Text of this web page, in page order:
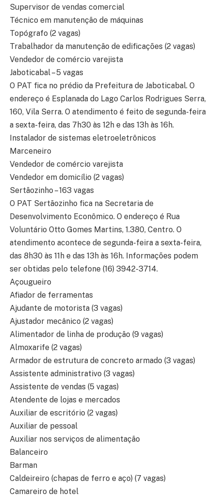
Supervisor de vendas comercial
Técnico em manutenção de máquinas
Topógrafo (2 vagas)
Trabalhador da manutenção de edificações (2 vagas)
Vendedor de comércio varejista
Jaboticabal – 5 vagas
O PAT fica no prédio da Prefeitura de Jaboticabal. O
endereço é Esplanada do Lago Carlos Rodrigues Serra,
160, Vila Serra. O atendimento é feito de segunda-feira
a sexta-feira, das 7h30 às 12h e das 13h às 16h.
Instalador de sistemas eletroeletrônicos
Marceneiro
Vendedor de comércio varejista
Vendedor em domicílio (2 vagas)
Sertãozinho – 163 vagas
O PAT Sertãozinho fica na Secretaria de
Desenvolvimento Econômico. O endereço é Rua
Voluntário Otto Gomes Martins, 1.380, Centro. O
atendimento acontece de segunda-feira a sexta-feira,
das 8h30 às 11h e das 13h às 16h. Informações podem
ser obtidas pelo telefone (16) 3942-3714.
Açougueiro
Afiador de ferramentas
Ajudante de motorista (3 vagas)
Ajustador mecânico (2 vagas)
Alimentador de linha de produção (9 vagas)
Almoxarife (2 vagas)
Armador de estrutura de concreto armado (3 vagas)
Assistente administrativo (3 vagas)
Assistente de vendas (5 vagas)
Atendente de lojas e mercados
Auxiliar de escritório (2 vagas)
Auxiliar de pessoal
Auxiliar nos serviços de alimentação
Balanceiro
Barman
Caldeireiro (chapas de ferro e aço) (7 vagas)
Camareiro de hotel